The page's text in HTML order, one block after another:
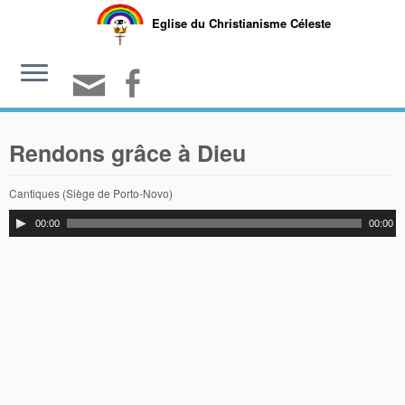
Eglise du Christianisme Céleste
Rendons grâce à Dieu
Cantiques (Siège de Porto-Novo)
00:00 00:00